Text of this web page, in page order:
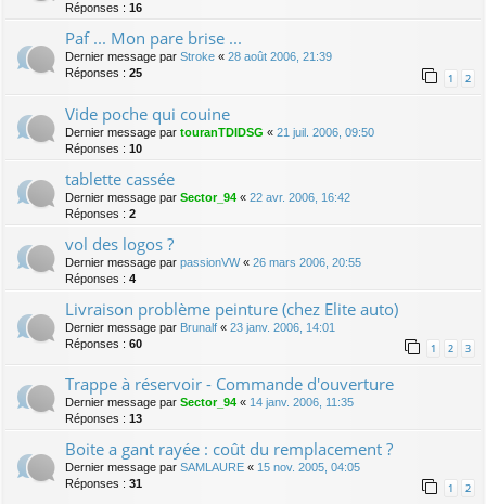
Réponses : 16
Paf ... Mon pare brise ...
Dernier message par Stroke « 28 août 2006, 21:39
Réponses : 25 1 2
Vide poche qui couine
Dernier message par touranTDIDSG « 21 juil. 2006, 09:50
Réponses : 10
tablette cassée
Dernier message par Sector_94 « 22 avr. 2006, 16:42
Réponses : 2
vol des logos ?
Dernier message par passionVW« 26 mars 2006, 20:55
Réponses : 4
Livraison problème peinture (chez Elite auto)
Dernier message par Brunalf « 23 janv. 2006, 14:01
Réponses : 60 1 2 3
Trappe à réservoir - Commande d'ouverture
Dernier message par Sector_94 « 14 janv. 2006, 11:35
Réponses : 13
Boite a gant rayée : coût du remplacement ?
Dernier message par SAMLAURE « 15 nov. 2005, 04:05
Réponses : 31 1 2